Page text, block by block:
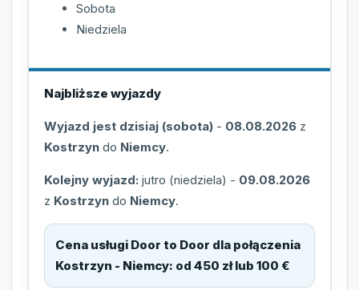
Sobota
Niedziela
Najbliższe wyjazdy
Wyjazd jest dzisiaj (sobota) - 08.08.2026 z
Kostrzyn do Niemcy.
Kolejny wyjazd: jutro (niedziela) - 09.08.2026
z Kostrzyn do Niemcy.
Cena usługi Door to Door dla połączenia
Kostrzyn - Niemcy: od 450 zł lub 100 €